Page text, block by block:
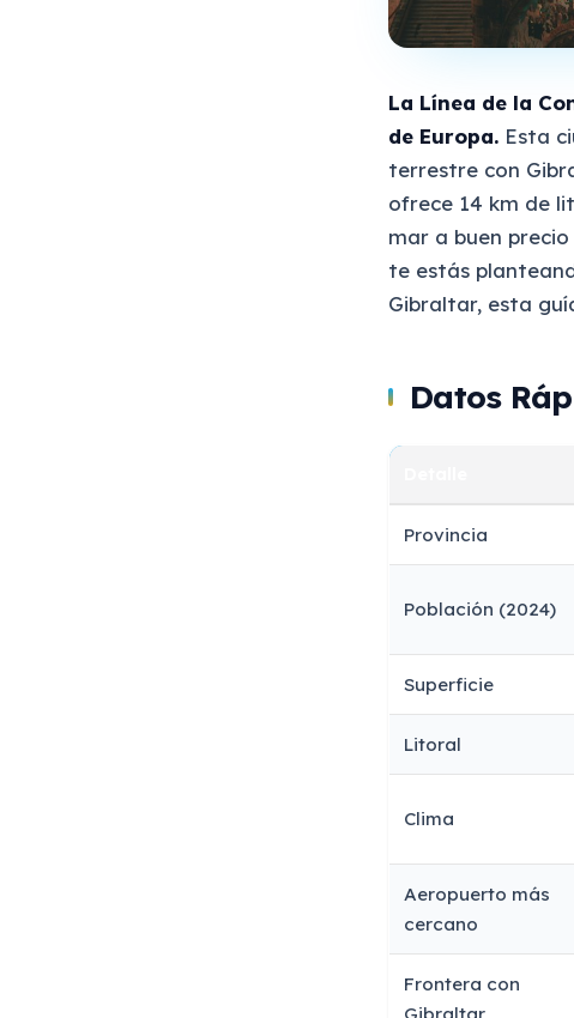
La Línea de la
de Europa. Esta
terrestre con
ofrece 14 km de
mar a buen
te estás
Gibraltar, esta
Datos
Provincia
Población (2024)
Superficie
Litoral
Clima
Aeropuerto más
cercano
Frontera con
Gibraltar